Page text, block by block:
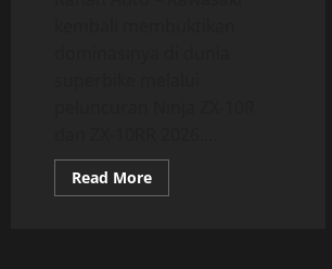
Read MoreRead
more